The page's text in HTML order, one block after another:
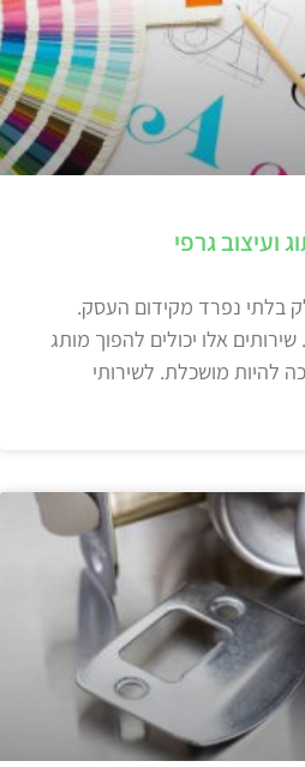
ועיצוב גרפי
בלתי נפרד מקידום העסק.
אלו יכולים להפוך מותג
להיות מושכלת. לשירותי